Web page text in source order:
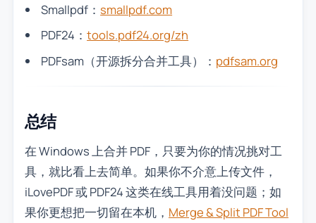
Smallpdf： smallpdf.com
PDF24：tools.pdf24.org/zh
PDFsam（开源拆分合并工具）： pdfsam.org
总结
在 Windows 上合并 PDF，只要为你的情况挑对工
具，就比看上去简单。如果你不介意上传文件，
iLovePDF 或 PDF24 这类在线工具用着没问题；如
果你更想把一切留在本机， Merge & Split PDF Tool